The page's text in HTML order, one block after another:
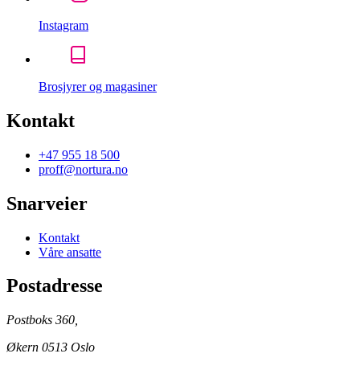
Instagram
Brosjyrer og magasiner
Kontakt
+47 955 18 500
proff@nortura.no
Snarveier
Kontakt
Våre ansatte
Postadresse
Postboks 360,
Økern 0513 Oslo